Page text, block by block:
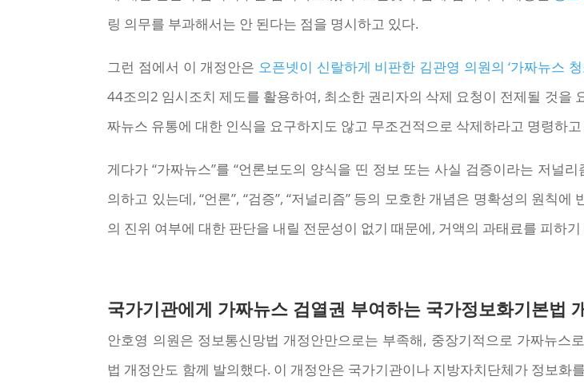
링 의무를 부과해서는 안 된다는 점을 명시하고 있다.
그런 점에서 이 개정안은 오픈넷이 신랄하게 비판한 김관영 의원의 ‘가짜뉴스 청
44조의2 임시조치 제도를 활용하여, 최소한 권리자의 삭제 요청이 전제될 것을
짜뉴스 유통에 대한 인식을 요구하지도 않고 무조건적으로 삭제하라고 명령하
게다가 “가짜뉴스”를 “언론보도의 양식을 띤 정보 또는 사실 검증이라는 저널
의하고 있는데, “언론”, “검증”, “저널리즘” 등의 모호한 개념은 명확성의 원칙
의 진위 여부에 대한 판단을 내릴 전문성이 없기 때문에, 거액의 과태료를 피하
국가기관에게 가짜뉴스 검열권 부여하는 국가정보화기본법
안호영 의원은 정보통신망법 개정안만으로는 부족해, 중장기적으로 가짜뉴
법 개정안도 함께 발의했다. 이 개정안은 국가기관이나 지방자치단체가 정보화